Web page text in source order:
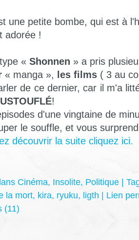
une petite bombe, qui est à
adorée !
« Shonnen » a pris
« manga », les films ( 3 au
de ce dernier, car il m'a
!
d'une vingtaine de
le souffle, et vous
découvrir la suite cliquez ici.
Cinéma, Insolite, Politique |
la mort, kira, ryuku, ligth | Lien
(11)